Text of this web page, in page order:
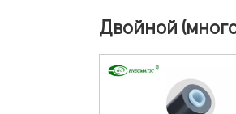
Двойной